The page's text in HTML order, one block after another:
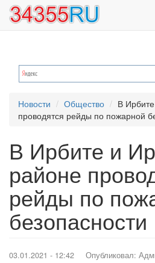
Перейти
основному
Новости Общество
В
проводятся рейды по пожарной
В Ирбите и
районе
рейды по
безопасности
03.01.2021 - 12:42 Опубликовал: